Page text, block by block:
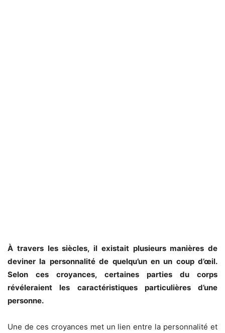
À travers les siècles, il existait plusieurs manières de
deviner la personnalité de quelqu’un en un coup d’œil.
Selon ces croyances, certaines parties du corps
révéleraient les caractéristiques particulières d’une
personne.
Une de ces croyances met un lien entre la personnalité et